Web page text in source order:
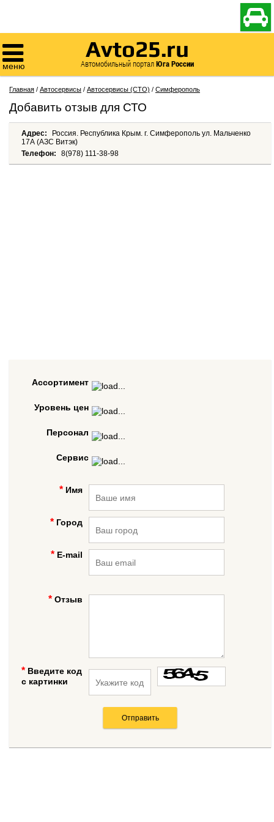


меню
Avto25.ru
Автомобильный порталЮга России
Главная / Автосервисы / Автосервисы (СТО) / Симферополь
Добавить отзыв для СТО
Адрес:
Россия. Республика Крым. г. Симферополь ул. Мальченко
17А (АЗС Витэк)
Телефон:
8(978) 111-38-98
Ассортимент
Уровень цен
Персонал
Сервис
Имя
Город
E-mail
Отзыв
Введите код
с картинки